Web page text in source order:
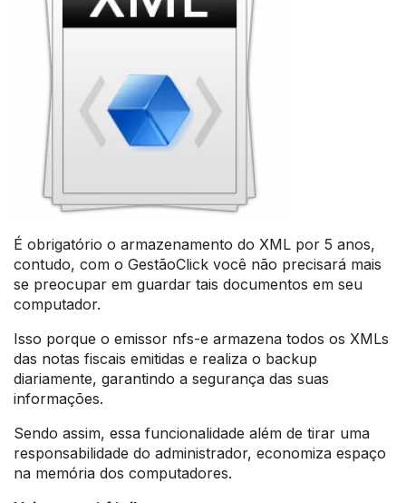
É obrigatório o armazenamento do XML por 5 anos,
contudo, com o GestãoClick você não precisará mais
se preocupar em guardar tais documentos em seu
computador.
Isso porque o emissor nfs-e armazena todos os XMLs
das notas fiscais emitidas e realiza o backup
diariamente, garantindo a segurança das suas
informações.
Sendo assim, essa funcionalidade além de tirar uma
responsabilidade do administrador, economiza espaço
na memória dos computadores.